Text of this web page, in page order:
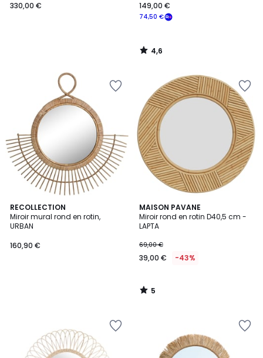
330,00 €
74,50 €
149,00 €
4,6
/
RECOLLECTION
Miroir mural rond en rotin,
URBAN
160,90 €
MAISON PAVANE
Miroir rond en rotin D40,5 cm -
LAPTA
69,00 €
39,00 € -43%
5
/
5
5
/